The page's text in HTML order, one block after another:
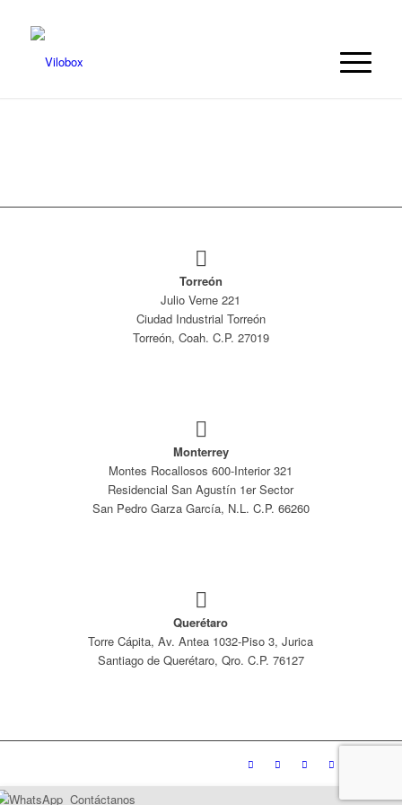
Torreón
Julio Verne 221
Ciudad Industrial Torreón
Torreón, Coah. C.P. 27019
Monterrey
Montes Rocallosos 600-Interior 321
Residencial San Agustín 1er Sector
San Pedro Garza García, N.L. C.P. 66260
Querétaro
Torre Cápita, Av. Antea 1032-Piso 3, Jurica
Santiago de Querétaro, Qro. C.P. 76127
Contáctanos